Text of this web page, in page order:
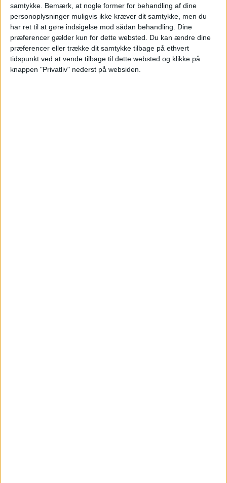
samtykke. Bemærk, at nogle former for behandling af dine
personoplysninger muligvis ikke kræver dit samtykke, men du
har ret til at gøre indsigelse mod sådan behandling. Dine
præferencer gælder kun for dette websted. Du kan ændre dine
præferencer eller trække dit samtykke tilbage på ethvert
tidspunkt ved at vende tilbage til dette websted og klikke på
knappen "Privatliv" nederst på websiden.
KØBENHAVN: 12. – 15. JUN 2025 (3 NÆTTER)
HOTEL 861,-
FLY 330,-